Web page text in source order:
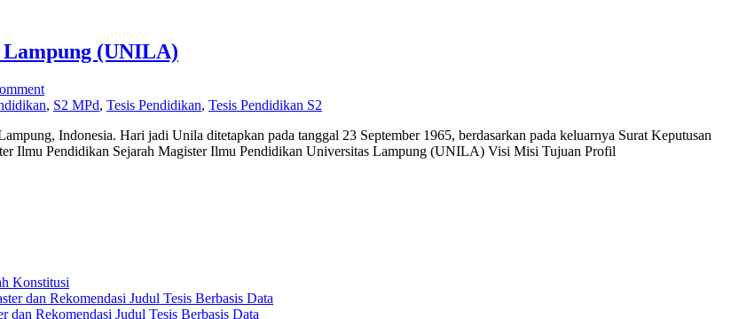
(UNILA)
, S2 MPd, Tesis Pendidikan, Tesis Pendidikan S2
Indonesia. Hari jadi Unila ditetapkan pada tanggal 23 September 1965, berdasarkan pada keluarnya Surat Keputusan
Ilmu Pendidikan Sejarah Magister Ilmu Pendidikan Universitas Lampung (UNILA) Visi Misi Tujuan Profil
Konstitusi
Rekomendasi Judul Tesis Berbasis Data